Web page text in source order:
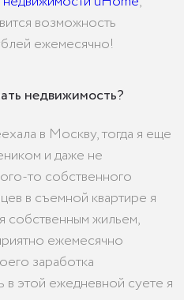
возможность
ежемесячно!
недвижимость?
в Москву, тогда я еще
и даже не
то собственного
в съемной квартире я
собственным жильем,
ежемесячно
заработка
этой ежедневной суете я